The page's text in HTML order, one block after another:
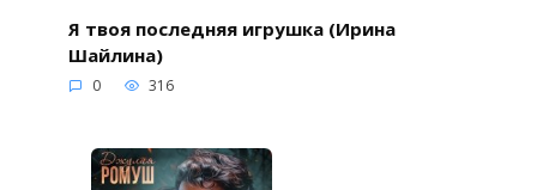
Я твоя последняя игрушка (Ирина
Шайлина)
0 316